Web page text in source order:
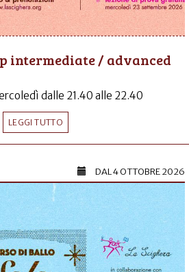
intermediate / advanced
dalle 21.40 alle 22.40
LEGGI TUTTO
DAL4 OTTOBRE 2026